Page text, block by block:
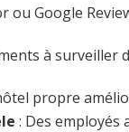
ou Google
à surveiller
propre
: Des employés